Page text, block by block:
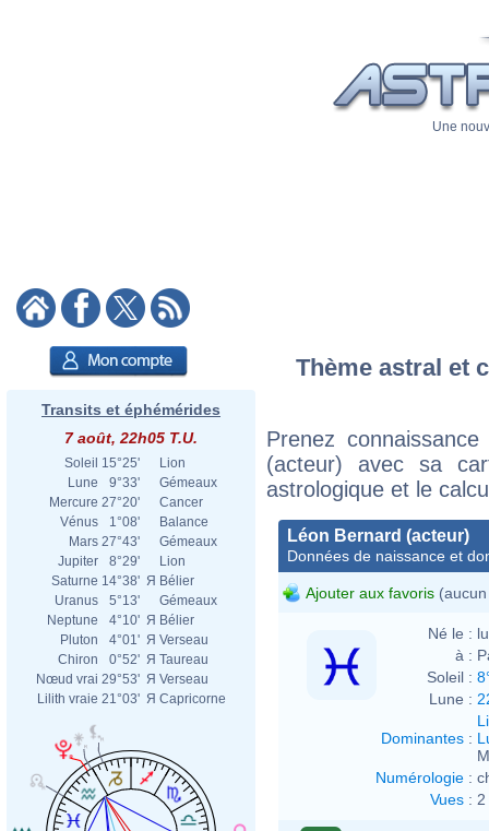
Une
Transits et éphémérides
7 août, 22h05 T.U.
Soleil 15°25'
Lion
Lune
9°33'
Gémeaux
Mercure 27°20'
Cancer
Vénus
1°08'
Balance
Mars 27°43'
Gémeaux
Jupiter
8°29'
Lion
Saturne 14°38' Я Bélier
Uranus
5°13'
Gémeaux
Neptune
4°10' Я Bélier
Pluton
4°01' Я Verseau
Chiron
0°52' Я Taureau
Nœud vrai 29°53' Я Verseau
Lilith vraie 21°03' Я Capricorne
Thème astral et
Prenez
(acteur) avec sa
astrologique et le
Léon Bernard (acteur)
Données de naissance et
Ajouter aux favoris
Né le :
à :
Soleil :
Lune :
Dominantes :
Numérologie :
Vues :